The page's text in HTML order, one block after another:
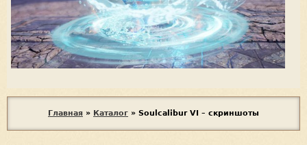
ы
Главная » Каталог » Soulcalibur VI – скриншоты